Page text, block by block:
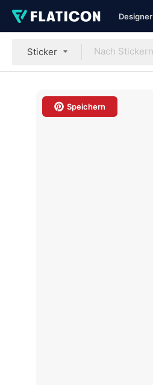
Designer
Sticker
Speichern